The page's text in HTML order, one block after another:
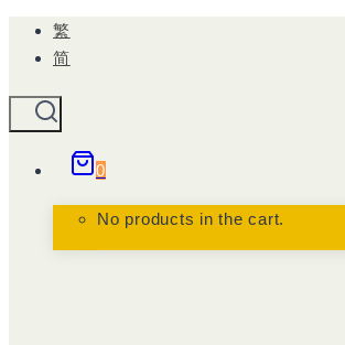
Skip
繁
简
0
No products in the cart.